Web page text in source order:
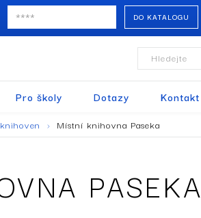
DO KATALOGU
Hledejte
Pro školy Dotazy Kontakt
Místní knihovna Paseka
PASEKA